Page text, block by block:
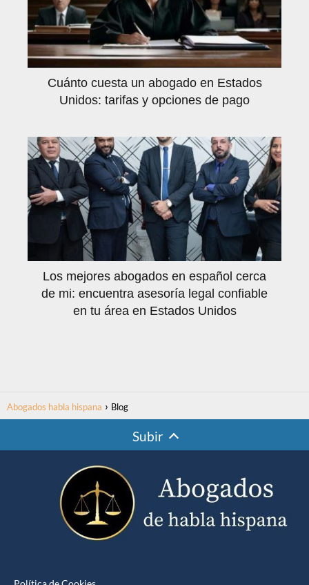
Cuánto cuesta un abogado en Estados
Unidos: tarifas y opciones de pago
Los mejores abogados en español cerca
de mi: encuentra asesoría legal confiable
en tu área en Estados Unidos
Abogados habla hispana Blog
Subir